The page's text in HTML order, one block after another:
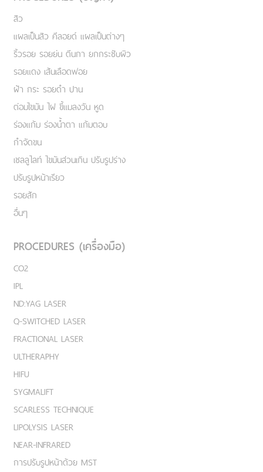
สิว
แผลเป็นสิว คีลอยด์ แผลเป็นต่างๆ
ริ้วรอย รอยย่น ตีนกา ยกกระชับผิว
รอยแดง เส้นเลือดฟอย
ฝ้า กระ รอยดำ ปาน
ต่อมไขมัน ไฝ ขี้แมลงวัน หูด
ร่องแก้ม ร่องน้ำตา แก้มตอบ
กำจัดขน
เชลลูไลท์ ไขมันส่วนเกิน ปรับรูปร่าง
ปรับรูปหน้าเรียว
รอยสัก
อื่นๆ
PROCEDURES (เครื่องมือ)
CO2
IPL
ND:YAG LASER
Q-SWITCHED LASER
FRACTIONAL LASER
ULTHERAPHY
HIFU
SYGMALIFT
SCARLESS TECHNIQUE
LIPOLYSIS LASER
NEAR-INFRARED
การปรับรูปหน้าด้วย MST